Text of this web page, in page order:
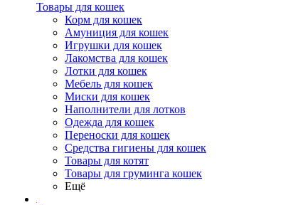
Товары для кошек
Корм для кошек
Амуниция для кошек
Игрушки для кошек
Лакомства для кошек
Лотки для кошек
Мебель для кошек
Миски для кошек
Наполнители для лотков
Одежда для кошек
Переноски для кошек
Средства гигиены для кошек
Товары для котят
Товары для груминга кошек
Ещё